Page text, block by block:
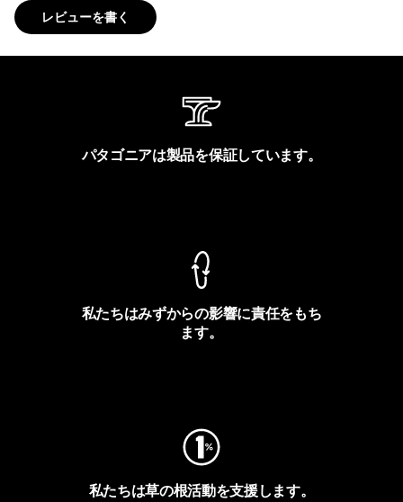
レビューを書く
パタゴニアは製品を保証しています。
私たちはみずからの影響に責任をもち
ます。
私たちは草の根活動を支援します。